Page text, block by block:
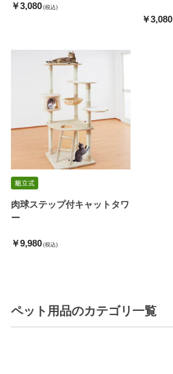
￥3,080 (税込)
￥3,080
肉球ステップ付キャットタワ
ー
￥9,980 (税込)
ペット用品のカテゴリ一覧